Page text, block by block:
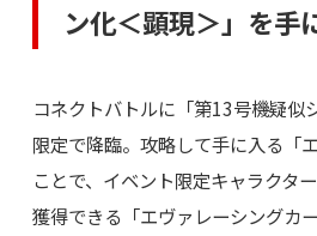
ン化＜顕現＞」を手
コネクトバトルに「第13号機疑似
限定で降臨。攻略して手に入る「
ことで、イベント限定キャラクタ
獲得できる「エヴァレーシングカ